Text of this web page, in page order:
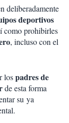
deliberadamente
deportivos
como prohibirles
, incluso con el
lospadres de
de esta forma
su ya